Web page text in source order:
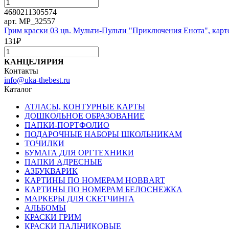
4680211305574
арт. MP_32557
Грим краски 03 цв. Мульти-Пульти "Приключения Енота",
131₽
КАНЦЕЛЯРИЯ
Контакты
info@uka-thebest.ru
Каталог
АТЛАСЫ, КОНТУРНЫЕ КАРТЫ
ДОШКОЛЬНОЕ ОБРАЗОВАНИЕ
ПАПКИ-ПОРТФОЛИО
ПОДАРОЧНЫЕ НАБОРЫ ШКОЛЬНИКАМ
ТОЧИЛКИ
БУМАГА ДЛЯ ОРГТЕХНИКИ
ПАПКИ АДРЕСНЫЕ
АЗБУКВАРИК
КАРТИНЫ ПО НОМЕРАМ HOBBART
КАРТИНЫ ПО НОМЕРАМ БЕЛОСНЕЖКА
МАРКЕРЫ ДЛЯ СКЕТЧИНГА
АЛЬБОМЫ
КРАСКИ ГРИМ
КРАСКИ ПАЛЬЧИКОВЫЕ